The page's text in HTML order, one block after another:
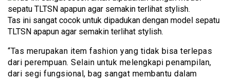
Tas ini sangat cocok untuk dipadukan dengan model sepatu
TLTSN apapun agar semakin terlihat stylish.
“Tas merupakan item fashion yang tidak bisa terlepas
dari perempuan. Selain untuk melengkapi penampilan,
dari segi fungsional, bag sangat membantu dalam